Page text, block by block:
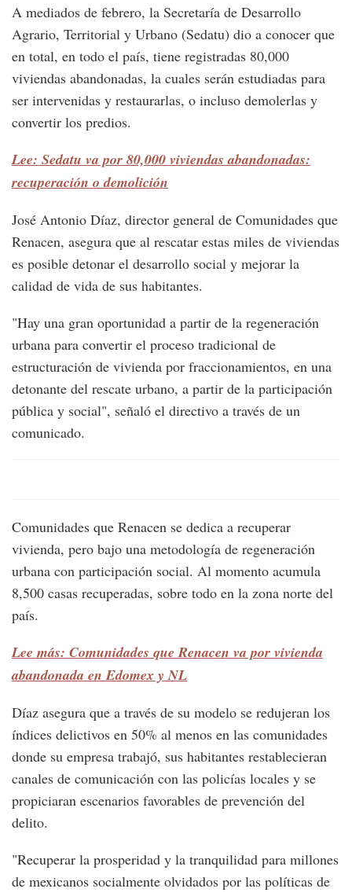
A mediados de febrero, la Secretaría de Desarrollo
Agrario, Territorial y Urbano (Sedatu) dio a conocer que
en total, en todo el país, tiene registradas 80,000
viviendas abandonadas, la cuales serán estudiadas para
ser intervenidas y restaurarlas, o incluso demolerlas y
convertir los predios.
Lee: Sedatu va por 80,000 viviendas abandonadas:
recuperación o demolición
José Antonio Díaz, director general de Comunidades que
Renacen, asegura que al rescatar estas miles de viviendas
es posible detonar el desarrollo social y mejorar la
calidad de vida de sus habitantes.
"Hay una gran oportunidad a partir de la regeneración
urbana para convertir el proceso tradicional de
estructuración de vivienda por fraccionamientos, en una
detonante del rescate urbano, a partir de la participación
pública y social", señaló el directivo a través de un
comunicado.
Comunidades que Renacen se dedica a recuperar
vivienda, pero bajo una metodología de regeneración
urbana con participación social. Al momento acumula
8,500 casas recuperadas, sobre todo en la zona norte del
país.
Lee más: Comunidades que Renacen va por vivienda
abandonada en Edomex y NL
Díaz asegura que a través de su modelo se redujeran los
índices delictivos en 50% al menos en las comunidades
donde su empresa trabajó, sus habitantes restablecieran
canales de comunicación con las policías locales y se
propiciaran escenarios favorables de prevención del
delito.
"Recuperar la prosperidad y la tranquilidad para millones
de mexicanos socialmente olvidados por las políticas de